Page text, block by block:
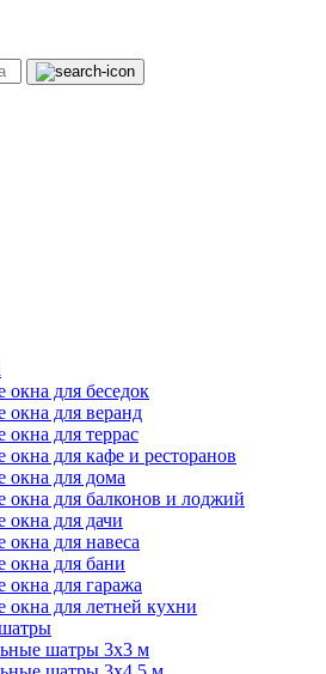
окна для беседок
окна для веранд
окна для террас
окна для кафе и ресторанов
окна для дома
окна для балконов и лоджий
окна для дачи
окна для навеса
окна для бани
окна для гаража
окна для летней кухни
шатры 3х3 м